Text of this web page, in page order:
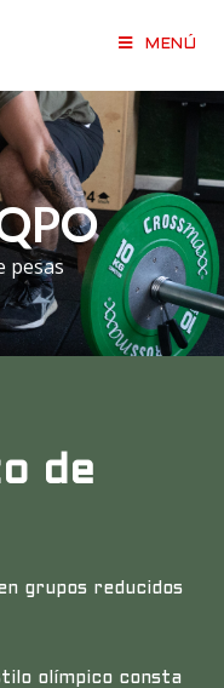
MENÚ
pesas
de
grupos reducidos
olímpico consta